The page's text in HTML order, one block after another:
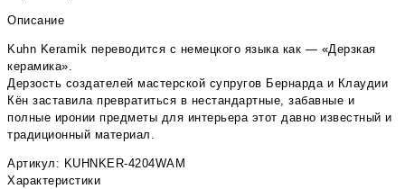
Описание
Kuhn Keramik переводится с немецкого языка как — «Дерзкая
керамика».
Дерзость создателей мастерской супругов Бернарда и Клаудии
Кён заставила превратиться в нестандартные, забавные и
полные иронии предметы для интерьера этот давно известный и
традиционный материал.
Артикул: KUHNKER-4204WAM
Характеристики